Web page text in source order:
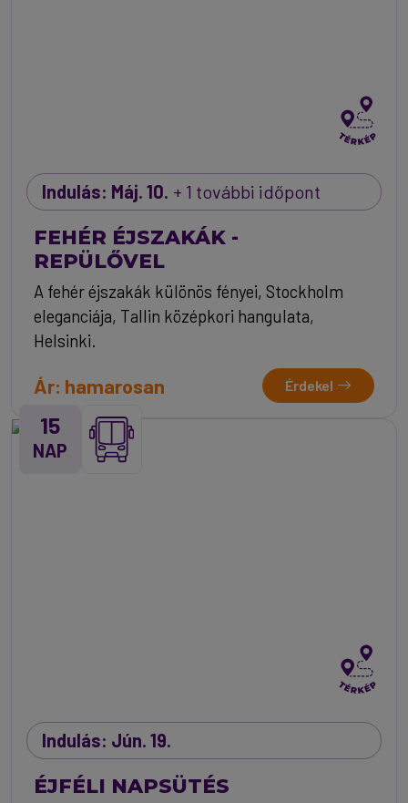
Indulás: Máj. 10. + 1 további időpont
FEHÉR ÉJSZAKÁK -
REPÜLŐVEL
A fehér éjszakák különös fényei, Stockholm
eleganciája, Tallin középkori hangulata,
Helsinki.
Ár: hamarosan Érdekel
15
NAP
Indulás: Jún. 19.
ÉJFÉLI NAPSÜTÉS